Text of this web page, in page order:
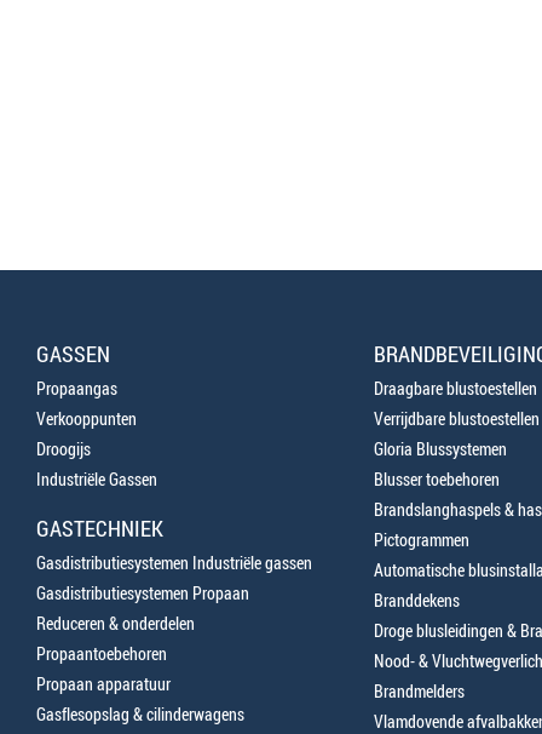
GASSEN
Propaangas
Verkooppunten
Droogijs
Industriële Gassen
GASTECHNIEK
Gasdistributiesystemen Industriële gassen
Gasdistributiesystemen Propaan
Reduceren & onderdelen
Propaantoebehoren
Propaan apparatuur
Gasflesopslag & cilinderwagens
Draagbare blustoestellen
Verrijdbare blustoestellen
Gloria Blussystemen
Blusser toebehoren
Brandslanghaspels &
Pictogrammen
Automatische
Branddekens
Droge blusleidingen &
Nood- &
Brandmelders
Vlamdovende